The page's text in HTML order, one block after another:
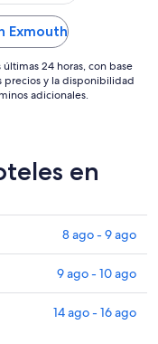
Exmouth
24 horas, con base
precios y la disponibilidad
adicionales.
en
8 ago - 9 ago
9 ago - 10 ago
14 ago - 16 ago